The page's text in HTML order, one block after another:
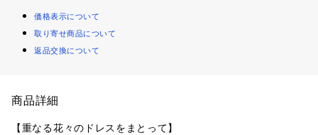
価格表示について
取り寄せ商品について
返品交換について
商品詳細
【重なる花々のドレスをまとって】